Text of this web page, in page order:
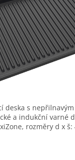
deska s
a indukční varné
rozměry d x š: